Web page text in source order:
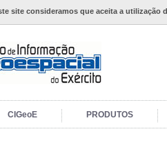
site consideramos que aceita a utilização
CIGeoE PRODUTOS